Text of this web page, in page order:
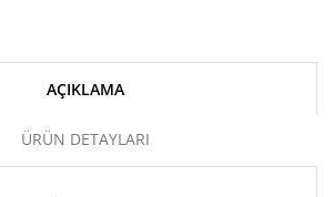
AÇIKLAMA
ÜRÜN DETAYLARI